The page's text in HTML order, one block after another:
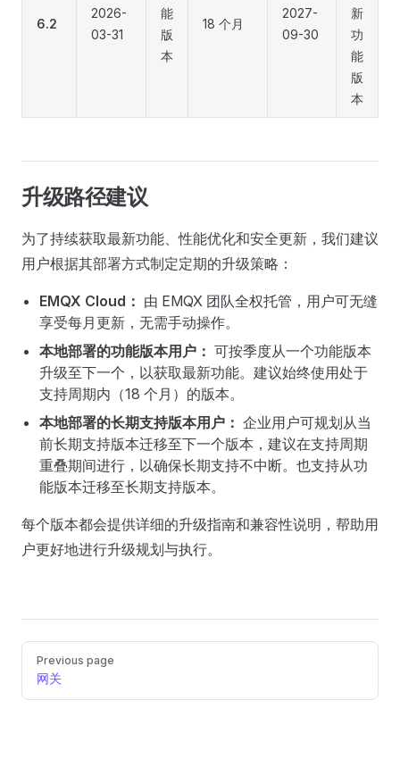
6.2
2026-
03-31
能
版
本
18 个月
2027-
09-30
新
功
能
版
本
升级路径建议
为了持续获取最新功能、性能优化和安全更新，我们建议
用户根据其部署方式制定定期的升级策略：
EMQX Cloud： 由 EMQX 团队全权托管，用户可无缝
享受每月更新，无需手动操作。
本地部署的功能版本用户： 可按季度从一个功能版本
升级至下一个，以获取最新功能。建议始终使用处于
支持周期内（18 个月）的版本。
本地部署的长期支持版本用户： 企业用户可规划从当
前长期支持版本迁移至下一个版本，建议在支持周期
重叠期间进行，以确保长期支持不中断。也支持从功
能版本迁移至长期支持版本。
每个版本都会提供详细的升级指南和兼容性说明，帮助用
户更好地进行升级规划与执行。
Pager
Previous page
网关